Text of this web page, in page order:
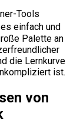
Tools
einfach und
Palette an
die Lernkurve
ist.
von